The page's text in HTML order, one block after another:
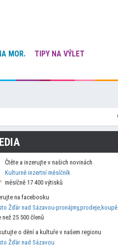
MOR.
TIPY NA VÝLET
Čtěte a inzerujte v našich novinách
Kulturně inzertní měsíčník
měsíčně 17 400 výtisků
na facebooku
Žďár nad Sázavou-pronájmy,prodeje,koupě
než 25 500 členů
o dění a kultuře v našem regionu
Žďár nad Sázavou